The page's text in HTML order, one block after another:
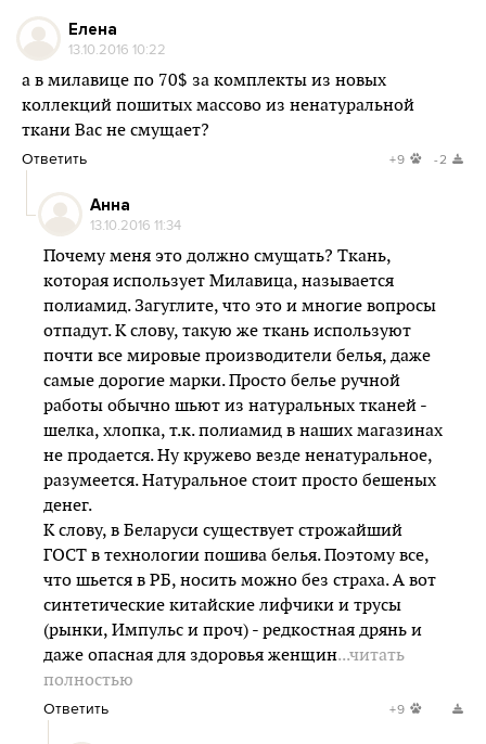
Елена
13.10.2016 10:22
а в милавице по 70$ за комплекты из новых
коллекций пошитых массово из ненатуральной
ткани Вас не смущает?
Ответить +9 -2
Анна
13.10.2016 11:34
Почему меня это должно смущать? Ткань,
которая использует Милавица, называется
полиамид. Загуглите, что это и многие вопросы
отпадут. К слову, такую же ткань используют
почти все мировые производители белья, даже
самые дорогие марки. Просто белье ручной
работы обычно шьют из натуральных тканей -
шелка, хлопка, т.к. полиамид в наших магазинах
не продается. Ну кружево везде ненатуральное,
разумеется. Натуральное стоит просто бешеных
денег.
К слову, в Беларуси существует строжайший
ГОСТ в технологии пошива белья. Поэтому все,
что шьется в РБ, носить можно без страха. А вот
синтетические китайские лифчики и трусы
(рынки, Импульс и проч) - редкостная дрянь и
даже опасная для здоровья женщин...читать
полностью
Ответить +9